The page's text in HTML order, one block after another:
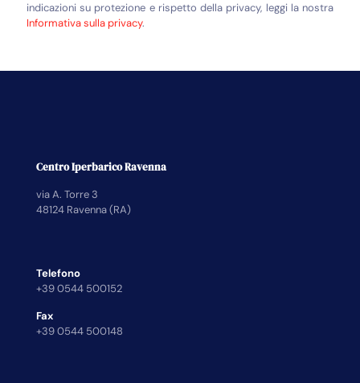
indicazioni su protezione e rispetto della privacy, leggi la nostra
Informativa sulla privacy.
Centro Iperbarico Ravenna
via A. Torre 3
48124 Ravenna (RA)
Telefono
+39 0544 500152
Fax
+39 0544 500148